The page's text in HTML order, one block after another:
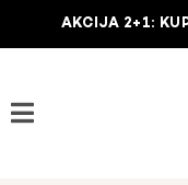
AKCIJA 2+1: